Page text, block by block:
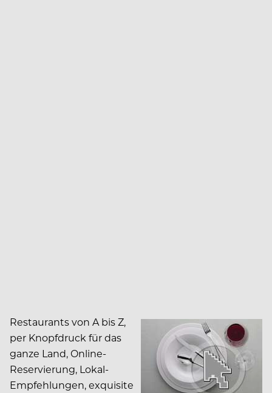
Restaurants von A bis Z,
per Knopfdruck für das
ganze Land, Online-
Reservierung, Lokal-
Empfehlungen, exquisite